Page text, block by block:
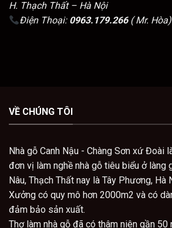
H. Thạch Thất – Hà Nội
Điện Thoại: 0963.179.266( Mr. Hòa)
VỀ CHÚNG TÔI
Nhà gỗ Canh Nậu - Chàng Sơn xứ Đoài
đơn vị làm nghề nhà gỗ tiêu biểu ở làng
Nâu, Thạch Thất nay là Tây Phương, Hà
Xưởng có quy mô hơn 2000m2 và có
đảm bảo sản xuất.
Thợ làm nhà gỗ đã có thâm niên gần 50